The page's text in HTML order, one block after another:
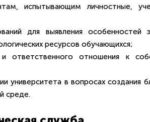
испытывающим личностные,
для выявления особенностей
ресурсов обучающихся;
ответственного отношения к
университета в вопросах создания
среде.